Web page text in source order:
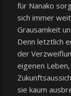
für Nanako
sich immer
Grausamkeit
Denn letztlich
der
eigenen
sie kaum